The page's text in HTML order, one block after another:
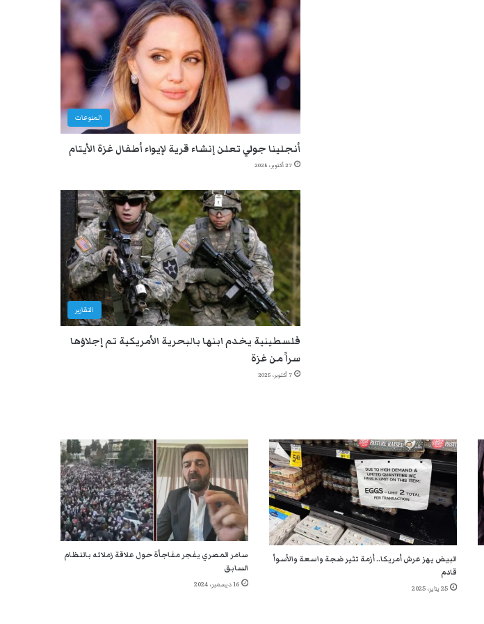
المنوعات
أنجلينا جولي تعلن إنشاء قرية لإيواء أطفال غزة الأيتام
27 أكتوبر، 2025
التقارير
فلسطينية يخدم ابنها بالبحرية الأمريكية تم إجلاؤها
سراً من غزة
7 أكتوبر، 2025
البيض يهز عرش أمريكا.. أزمة تثير ضجة واسعة والأسوأ
قادم
25 يناير، 2025
سامر المصري يفجر مفاجأة حول علاقة زملائه بالنظام
السابق
16 ديسمبر، 2024